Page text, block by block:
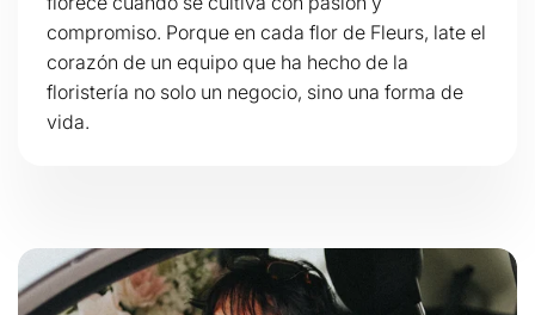
compromiso. Porque en cada flor de Fleurs, late el
corazón de un equipo que ha hecho de la
floristería no solo un negocio, sino una forma de
vida.